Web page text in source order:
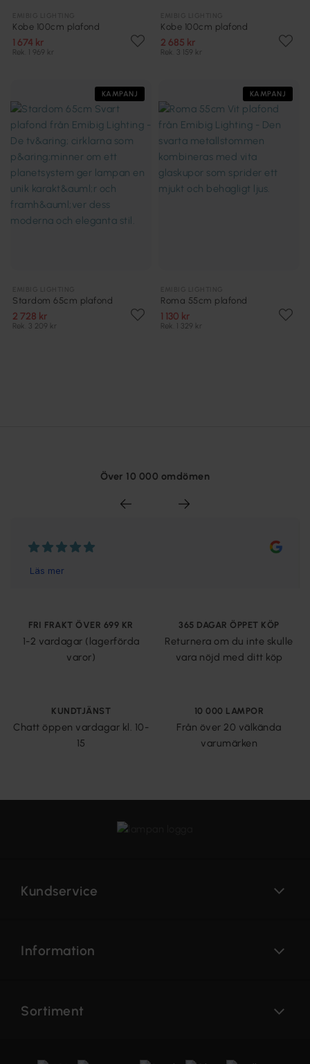
Kobe 100cm plafond
1 674 kr
Rek. 1 969 kr
Kobe 100cm plafond
2 685 kr
Rek. 3 159 kr
KAMPANJ
Stardom 65cm plafond
2 728 kr
Rek. 3 209 kr
KAMPANJ
Roma 55cm plafond
1 130 kr
Rek. 1 329 kr
Över 10 000 omdömen
FRI FRAKT ÖVER 699 KR
1-2 vardagar (lagerförda
varor)
365 DAGAR ÖPPET KÖP
Returnera om du inte skulle
vara nöjd med ditt köp
KUNDTJÄNST
Chatt öppen vardagar kl. 10-
15
10 000 LAMPOR
Från över 20 välkända
varumärken
Kundservice
Information
Sortiment